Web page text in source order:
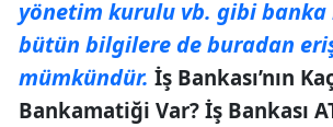
yönetim kurulu vb. gibi banka
bütün bilgilere de buradan
mümkündür. İş Bankası’nın
Bankamatiği Var? İş Bankası